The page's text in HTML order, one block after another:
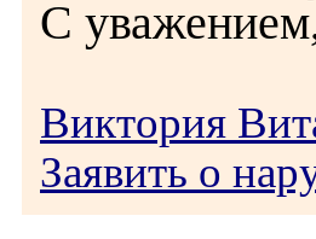
С
Виктория
Заявить о